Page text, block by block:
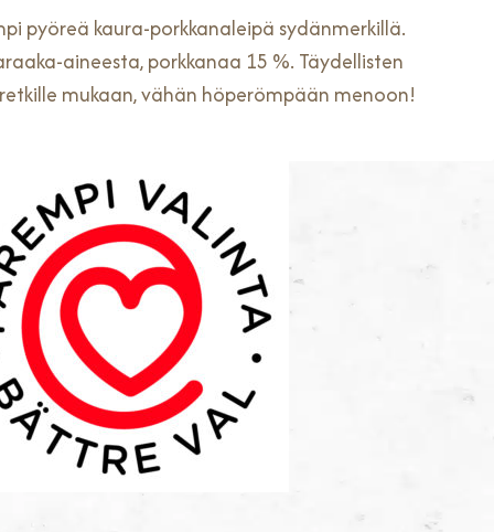
pyöreä kaura-porkkanaleipä sydänmerkillä.
aineesta, porkkanaa 15 %. Täydellisten
mukaan, vähän höperömpään menoon!